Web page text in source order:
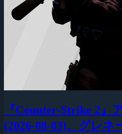
『Counter-Strike 2』
(2026-08-03)、グレ